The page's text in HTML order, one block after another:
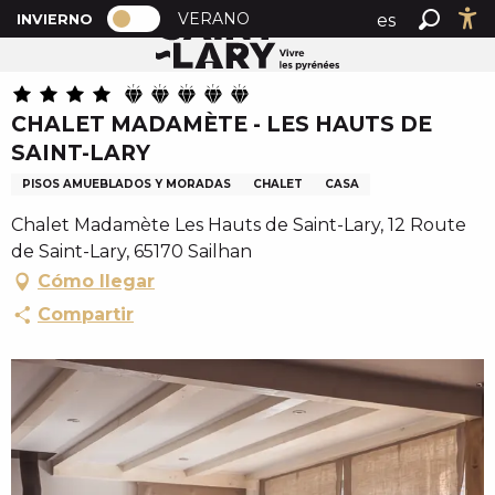
A
l
e
r
a
u
o
n
t
e
u
r
n
PAGE D’ACCUEIL ACTUELLE HIVER : PASSER EN
INVIERNO PAGE D’ACCUEIL ACTUELLE HIVER :
VERANO
es
Buscar
Inicio CHALET MADAMÈTE - LES HAUTS DE SAINT-LARY
CHALET MADAMÈTE - LES HAUTS DE
SAINT-LARY
PISOS AMUEBLADOS Y MORADAS CHALET CASA
Chalet Madamète Les Hauts de Saint-Lary, 12 Route
de Saint-Lary, 65170 Sailhan
Cómo llegar
Compartir